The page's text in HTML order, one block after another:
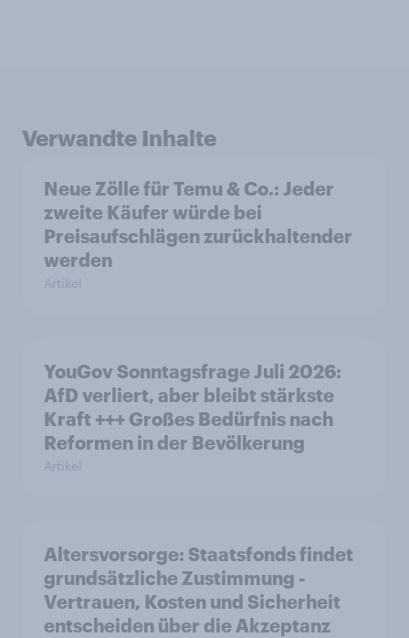
Verwandte Inhalte
Neue Zölle für Temu & Co.: Jeder
zweite Käufer würde bei
Preisaufschlägen zurückhaltender
werden
Artikel
YouGov Sonntagsfrage Juli 2026:
AfD verliert, aber bleibt stärkste
Kraft +++ Großes Bedürfnis nach
Reformen in der Bevölkerung
Artikel
Altersvorsorge: Staatsfonds findet
grundsätzliche Zustimmung -
Vertrauen, Kosten und Sicherheit
entscheiden über die Akzeptanz